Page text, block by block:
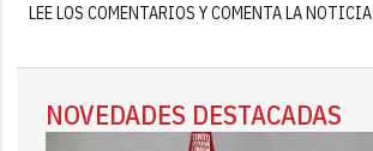
LEE LOS COMENTARIOS Y COMENTA LA NOTICIA
NOVEDADES DESTACADAS